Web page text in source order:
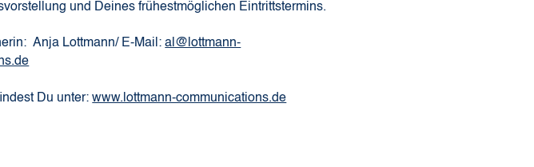
und Deines frühestmöglichen Eintrittstermins.
Anja Lottmann/ E-Mail:al@lottmann-
Du unter:www.lottmann-communications.de